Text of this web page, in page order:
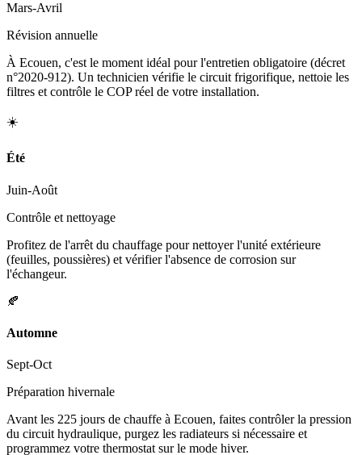
Mars-Avril
Révision annuelle
À Ecouen, c'est le moment idéal pour l'entretien obligatoire (décret
n°2020-912). Un technicien vérifie le circuit frigorifique, nettoie les
filtres et contrôle le COP réel de votre installation.
☀️
Été
Juin-Août
Contrôle et nettoyage
Profitez de l'arrêt du chauffage pour nettoyer l'unité extérieure
(feuilles, poussières) et vérifier l'absence de corrosion sur
l'échangeur.
🍂
Automne
Sept-Oct
Préparation hivernale
Avant les 225 jours de chauffe à Ecouen, faites contrôler la pression
du circuit hydraulique, purgez les radiateurs si nécessaire et
programmez votre thermostat sur le mode hiver.